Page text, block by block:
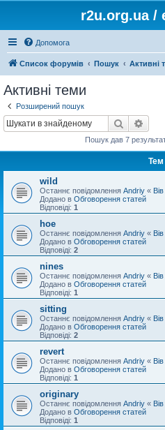
r2u.org.ua /
Допомога
Список форумів Пошук Активні
Активні теми
Розширений пошук
Пошук
Пошук дав 7
Тем
wild
Останнє повідомлення Andriy «
Додано в Обговорення статей
Відповіді: 1
hoe
Останнє повідомлення Andriy «
Додано в Обговорення статей
Відповіді: 2
nines
Останнє повідомлення Andriy «
Додано в Обговорення статей
Відповіді: 1
sitting
Останнє повідомлення Andriy «
Додано в Обговорення статей
Відповіді: 2
revert
Останнє повідомлення Andriy «
Додано в Обговорення статей
Відповіді: 1
originary
Останнє повідомлення Andriy «
Додано в Обговорення статей
Відповіді: 1